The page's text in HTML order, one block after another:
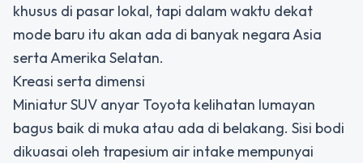
khusus di pasar lokal, tapi dalam waktu dekat
mode baru itu akan ada di banyak negara Asia
serta Amerika Selatan.
Kreasi serta dimensi
Miniatur SUV anyar Toyota kelihatan lumayan
bagus baik di muka atau ada di belakang. Sisi bodi
dikuasai oleh trapesium air intake mempunyai